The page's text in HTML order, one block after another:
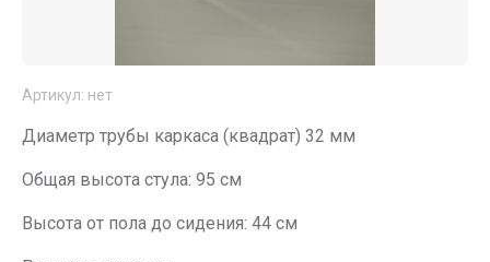
Артикул: нет
Диаметр трубы каркаса (квадрат) 32 мм
Общая высота стула: 95 см
Высота от пола до сидения: 44 см